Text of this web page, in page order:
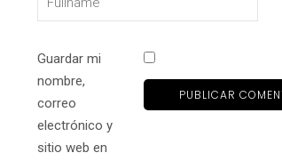
Guardar mi
nombre,
correo
electrónico y
sitio web en